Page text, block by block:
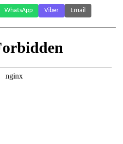
WhatsApp Viber Email